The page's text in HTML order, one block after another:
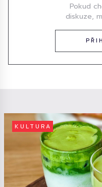
Pokud
diskuze,
KULTURA